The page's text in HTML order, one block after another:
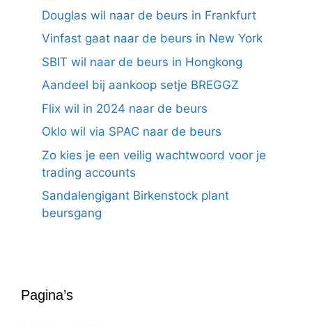
Douglas wil naar de beurs in Frankfurt
Vinfast gaat naar de beurs in New York
SBIT wil naar de beurs in Hongkong
Aandeel bij aankoop setje BREGGZ
Flix wil in 2024 naar de beurs
Oklo wil via SPAC naar de beurs
Zo kies je een veilig wachtwoord voor je
trading accounts
Sandalengigant Birkenstock plant
beursgang
Pagina’s